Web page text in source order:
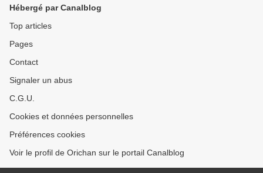
Hébergé par Canalblog
Top articles
Pages
Contact
Signaler un abus
C.G.U.
Cookies et données personnelles
Préférences cookies
Voir le profil de Orichan sur le portail Canalblog